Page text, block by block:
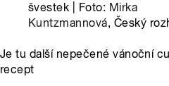
švestek | Foto: Mirka
Kuntzmannová, Český
Je tu další nepečené vánoční
recept